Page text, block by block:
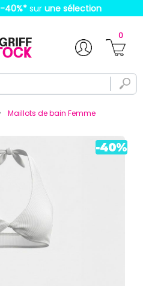
-40%* sur une sélection
0
Maillots de bain Femme